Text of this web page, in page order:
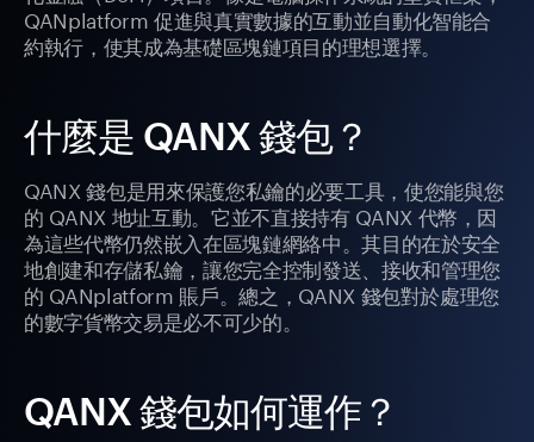
QANplatform 促進與真實數據的互動並自動化智能合
約執行，使其成為基礎區塊鏈項目的理想選擇。
什麼是 QANX 錢包？
QANX 錢包是用來保護您私鑰的必要工具，使您能與您
的 QANX 地址互動。它並不直接持有 QANX 代幣，因
為這些代幣仍然嵌入在區塊鏈網絡中。其目的在於安全
地創建和存儲私鑰，讓您完全控制發送、接收和管理您
的 QANplatform 賬戶。總之，QANX 錢包對於處理您
的數字貨幣交易是必不可少的。
QANX 錢包如何運作？